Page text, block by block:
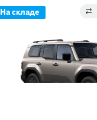
На складе